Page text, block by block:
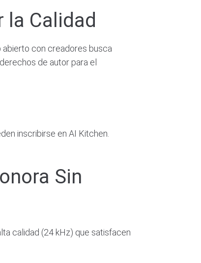
Calidad
con creadores busca
de autor para el
inscribirse en AI Kitchen.
Sin
calidad (24 kHz) que satisfacen